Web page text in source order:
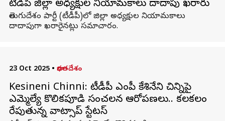
టీడీపీ జిల్లా అధ్యక్షుల నియామకాలు దాదాపు ఖరారు
తెలుగుదేశం పార్టీ (టీడీపీ)లో జిల్లా అధ్యక్షుల నియామకాలు
దాదాపుగా ఖరారైనట్లు సమాచారం.
23 Oct 2025 • భారతదేశం
Kesineni Chinni: టీడీపీ ఎంపీ కేశినేని చిన్నిపై
ఎమ్మెల్యే కొలికపూడి సంచలన ఆరోపణలు.. కలకలం
రేపుతున్న వాట్సాప్ స్టేటస్